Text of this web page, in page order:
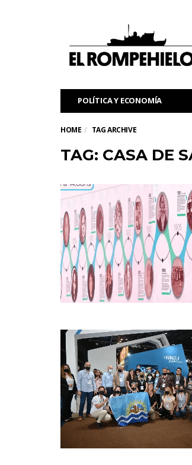
POLÍTICA Y ECONOMÍA
HOME TAG ARCHIVE
TAG: CASA DE